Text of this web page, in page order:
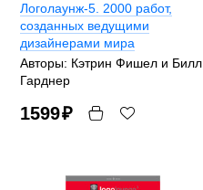
Логолаунж-5. 2000 работ,
созданных ведущими
дизайнерами мира
Авторы: Кэтрин Фишел и Билл
Гарднер
1599₽